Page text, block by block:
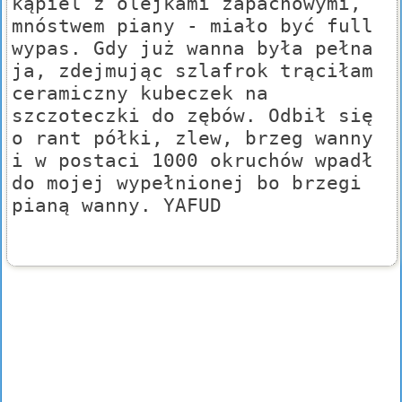
mnóstwem piany - miało być full
wypas. Gdy już wanna była pełna
ja, zdejmując szlafrok trąciłam
ceramiczny kubeczek na
szczoteczki do zębów. Odbił się
o rant półki, zlew, brzeg wanny
i w postaci 1000 okruchów wpadł
do mojej wypełnionej bo brzegi
pianą wanny. YAFUD